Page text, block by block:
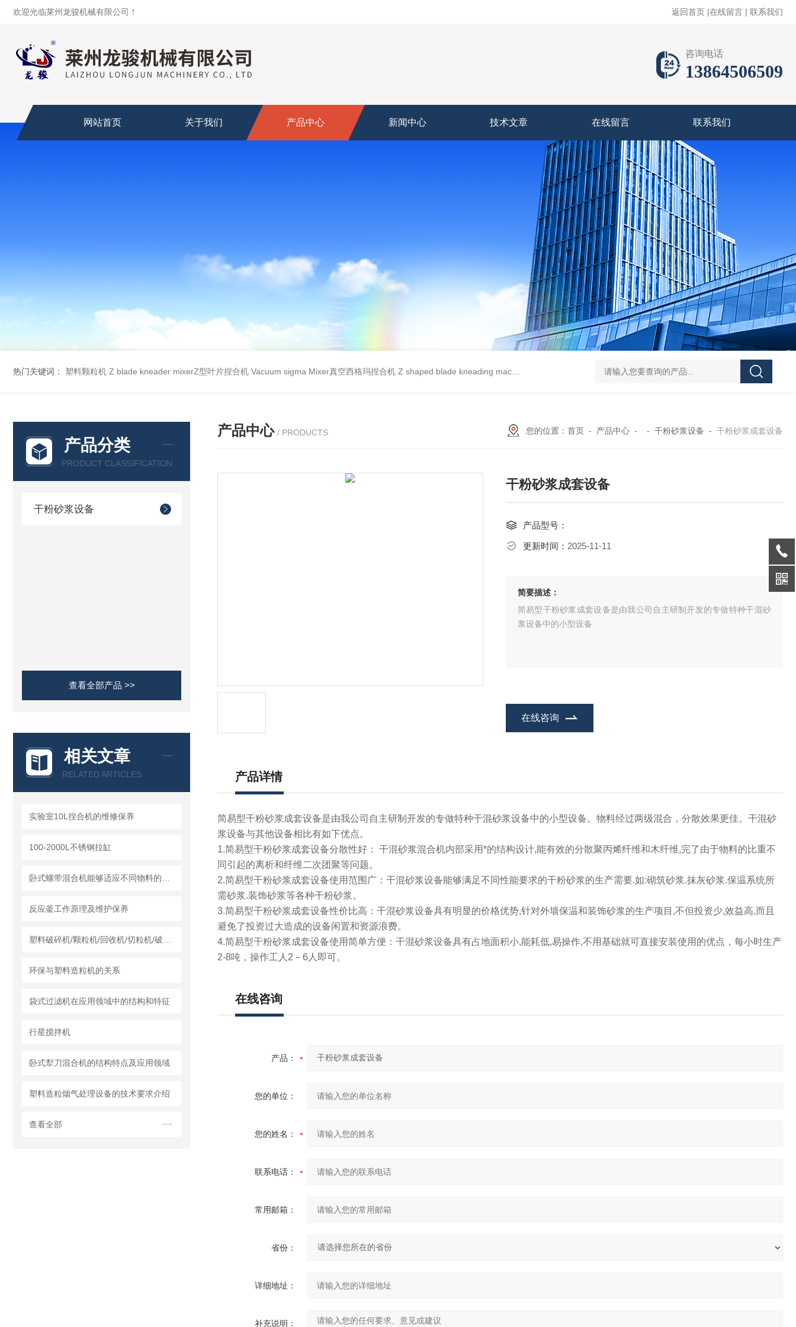
欢迎光临莱州龙骏机械有限公司！ 返回首页 |在线留言 | 联系我们
咨询电话
13864506509
网站首页 关于我们 产品中心 新闻中心 技术文章 在线留言 联系我们
热门关键词： 塑料颗粒机 Z blade kneader mixerZ型叶片捏合机 Vacuum sigma Mixer真空西格玛捏合机 Z shaped blade kneading machineZ型捏合机 Z shaped blade sigma mixerZ型捏合机 Vacuum Kneader真
产品分类
PRODUCT CLASSIFICATION
干粉砂浆设备
查看全部产品 >>
相关文章
RELATED ARTICLES
实验室10L捏合机的维修保养
100-2000L不锈钢拉缸
反应釜工作原理及维护保养
环保与塑料造粒机的关系
袋式过滤机在应用领域中的结构和特征
行星搅拌机
卧式犁刀混合机的结构特点及应用领域
塑料造粒烟气处理设备的技术要求介绍
查看全部
产品中心 / PRODUCTS 您的位置： 首页 - 产品中心 - - 干粉砂浆设备 - 干粉砂浆成套设备
干粉砂浆成套设备
产品型号：
更新时间： 2025-11-11
简要描述：
简易型干粉砂浆成套设备是由我公司自主研制开发的专做特种干混砂
浆设备中的小型设备
在线咨询
产品详情
简易型干粉砂浆成套设备是由我公司自主研制开发的专做特种干混砂浆设备中的小型设备。物料经过两级混合，分散效果更佳。 干混砂
浆设备与其他设备相比有如下优点。
1.简易型干粉砂浆成套设备分散性好： 干混砂浆混合机内部采用*的结构设计,能有效的分散聚丙烯纤维和木纤维,完了由于物料的比重不
同引起的离析和纤维二次团聚等问题。
2.简易型干粉砂浆成套设备使用范围广： 干混砂浆设备能够满足不同性能要求的干粉砂浆的生产需要.如:砌筑砂浆.抹灰砂浆.保温系统所
需砂浆.装饰砂浆等各种干粉砂浆。
3.简易型干粉砂浆成套设备性价比高： 干混砂浆设备具有明显的价格优势,针对外墙保温和装饰砂浆的生产项目,不但投资少,效益高,而且
避免了投资过大造成的设备闲置和资源浪费。
4.简易型干粉砂浆成套设备使用简单方便： 干混砂浆设备具有占地面积小,能耗低,易操作,不用基础就可直接安装使用的优点，每小时生产
2-8吨，操作工人2－6人即可。
在线咨询
产品：
您的单位：
您的姓名：
联系电话：
常用邮箱：
省份：
详细地址：
补充说明：